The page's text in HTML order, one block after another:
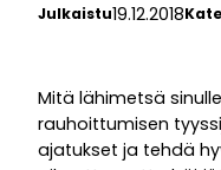
Julkaistu19.12.2018
Mitä lähimetsä
rauhoittumisen
ajatukset ja tehdä